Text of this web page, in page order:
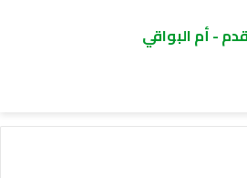
- أم البواقي